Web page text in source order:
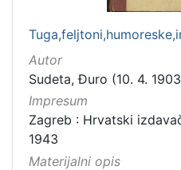
Autor
Sudeta, Đuro (10. 4.
Impresum
Zagreb : Hrvatski
1943
Materijalni opis